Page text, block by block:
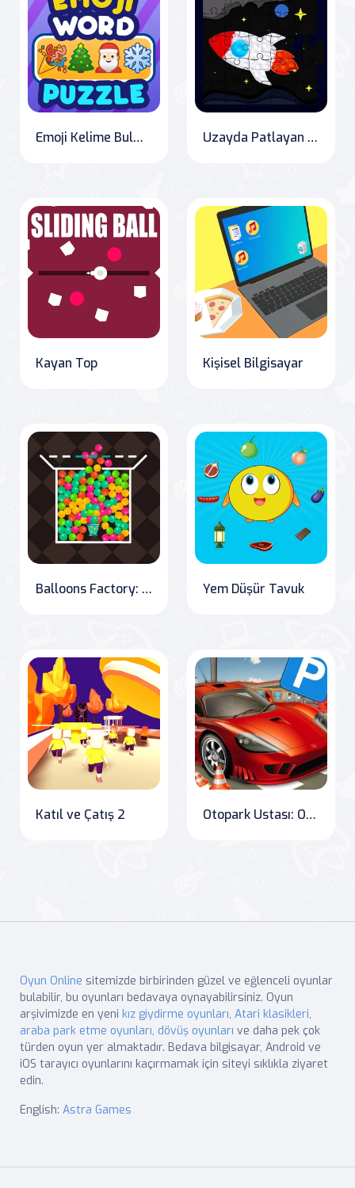
Emoji Kelime Bulmacası Uzayda Patlayan Balonları Yerleştirme
Kayan Top Kişisel Bilgisayar
Balloons Factory: The Inflation Adventure Yem Düşür Tavuk
Katıl ve Çatış 2 Otopark Ustası: Online Oyunlar Dünyası'nda eğlenceyi kesintisiz yaşayın! Otopark oyunlarına yeni bir bakış açısı getiren popüler mobil oyunun geri dönüşünü kaçırmayın!
Oyun Online sitemizde birbirinden güzel ve eğlenceli oyunlar
bulabilir, bu oyunları bedavaya oynayabilirsiniz. Oyun
arşivimizde en yeni kız giydirme oyunları, Atari klasikleri,
araba park etme oyunları, dövüş oyunları ve daha pek çok
türden oyun yer almaktadır. Bedava bilgisayar, Android ve
iOS tarayıcı oyunlarını kaçırmamak için siteyi sıklıkla ziyaret
edin.
English: Astra Games